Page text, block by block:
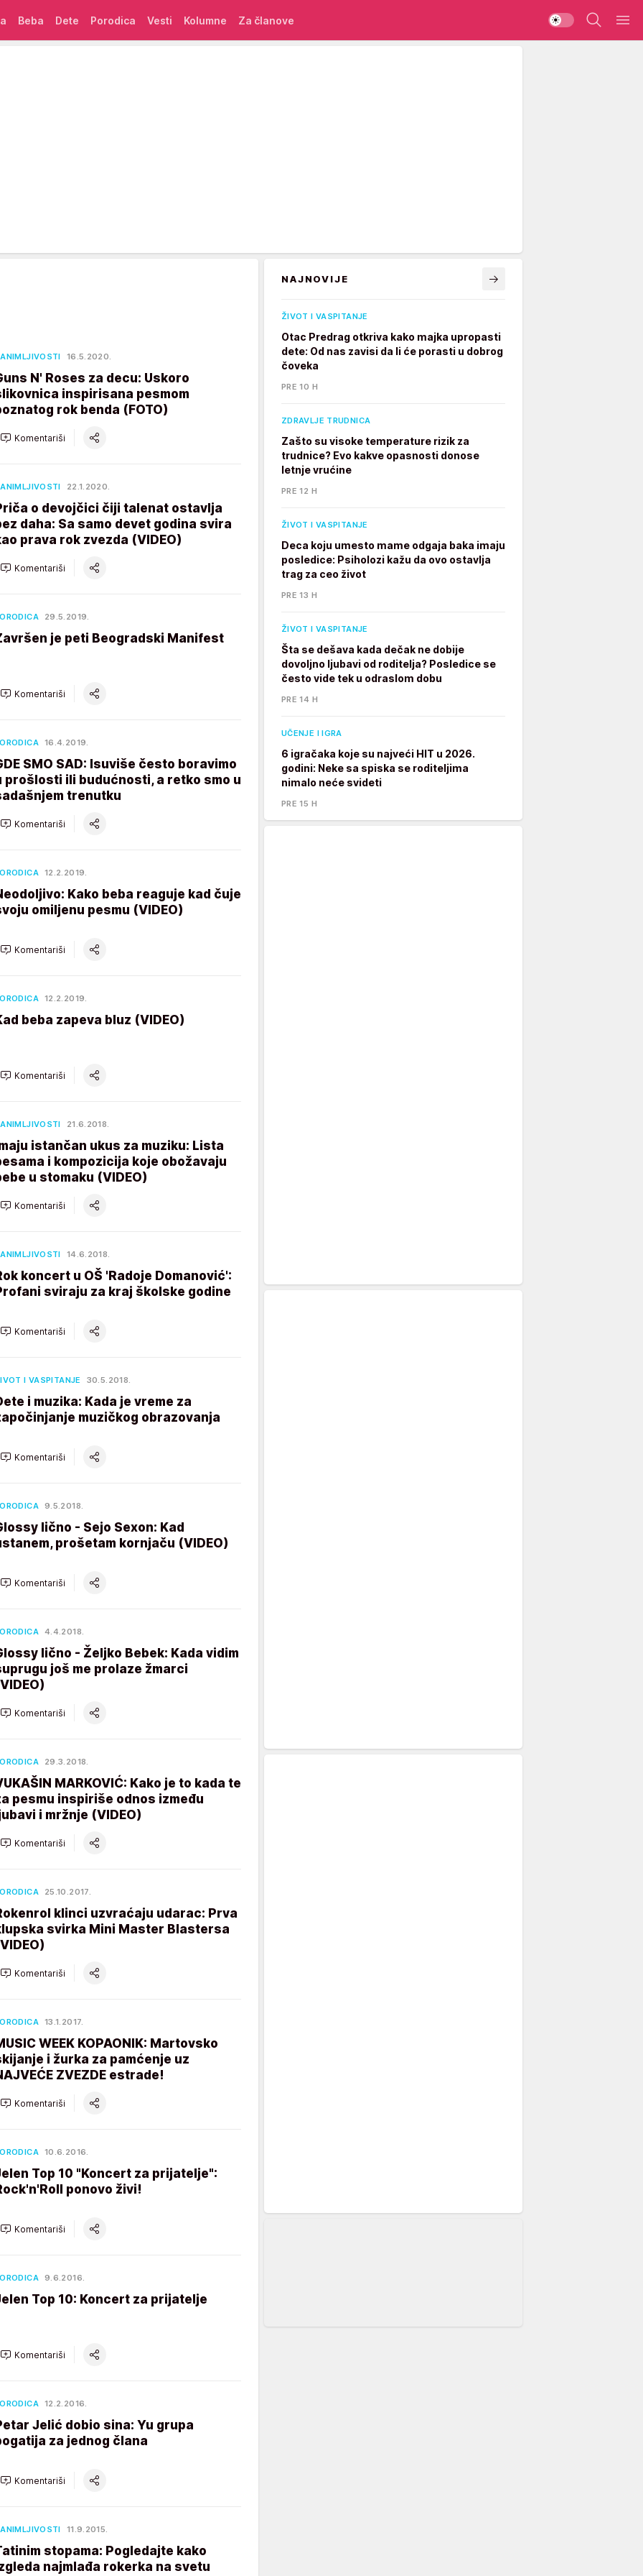
Beba Dete Porodica Vesti Kolumne Za članove
16.5.2020.
N' Roses za decu: Uskoro
inspirisana pesmom
rok benda (FOTO)
Komentariši
22.1.2020.
o devojčici čiji talenat ostavlja
daha: Sa samo devet godina svira
prava rok zvezda (VIDEO)
Komentariši
29.5.2019.
je peti Beogradski Manifest
Komentariši
16.4.2019.
SMO SAD: Isuviše često boravimo
prošlosti ili budućnosti, a retko smo u
trenutku
Komentariši
12.2.2019.
Kako beba reaguje kad čuje
omiljenu pesmu (VIDEO)
Komentariši
12.2.2019.
beba zapeva bluz (VIDEO)
Komentariši
21.6.2018.
istančan ukus za muziku: Lista
i kompozicija koje obožavaju
u stomaku (VIDEO)
Komentariši
14.6.2018.
koncert u OŠ 'Radoje Domanović':
sviraju za kraj školske godine
Komentariši
I VASPITANJE 30.5.2018.
i muzika: Kada je vreme za
muzičkog obrazovanja
Komentariši
9.5.2018.
lično - Sejo Sexon: Kad
prošetam kornjaču (VIDEO)
Komentariši
4.4.2018.
lično - Željko Bebek: Kada vidim
još me prolaze žmarci
Komentariši
29.3.2018.
MARKOVIĆ: Kako je to kada te
pesmu inspiriše odnos između
i mržnje (VIDEO)
Komentariši
25.10.2017.
klinci uzvraćaju udarac: Prva
svirka Mini Master Blastersa
Komentariši
13.1.2017.
WEEK KOPAONIK: Martovsko
i žurka za pamćenje uz
ZVEZDE estrade!
Komentariši
10.6.2016.
Top 10 "Koncert za prijatelje":
ponovo živi!
Komentariši
9.6.2016.
Top 10: Koncert za prijatelje
Komentariši
12.2.2016.
Jelić dobio sina: Yu grupa
za jednog člana
Komentariši
11.9.2015.
stopama: Pogledajte kako
najmlađa rokerka na svetu
NAJNOVIJE
ŽIVOT I VASPITANJE
Otac Predrag otkriva kako majka upropasti
dete: Od nas zavisi da li će porasti u dobrog
čoveka
PRE 10 H
ZDRAVLJE TRUDNICA
Zašto su visoke temperature rizik za
trudnice? Evo kakve opasnosti donose
letnje vrućine
PRE 12 H
ŽIVOT I VASPITANJE
Deca koju umesto mame odgaja baka imaju
posledice: Psiholozi kažu da ovo ostavlja
trag za ceo život
PRE 13 H
ŽIVOT I VASPITANJE
Šta se dešava kada dečak ne dobije
dovoljno ljubavi od roditelja? Posledice se
često vide tek u odraslom dobu
PRE 14 H
UČENJE I IGRA
6 igračaka koje su najveći HIT u 2026.
godini: Neke sa spiska se roditeljima
nimalo neće svideti
PRE 15 H